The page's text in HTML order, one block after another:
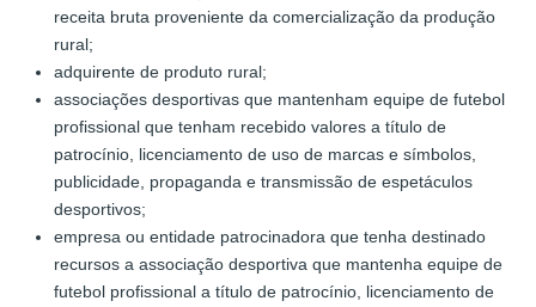
receita bruta proveniente da comercialização da produção
rural;
adquirente de produto rural;
associações desportivas que mantenham equipe de futebol
profissional que tenham recebido valores a título de
patrocínio, licenciamento de uso de marcas e símbolos,
publicidade, propaganda e transmissão de espetáculos
desportivos;
empresa ou entidade patrocinadora que tenha destinado
recursos a associação desportiva que mantenha equipe de
futebol profissional a título de patrocínio, licenciamento de